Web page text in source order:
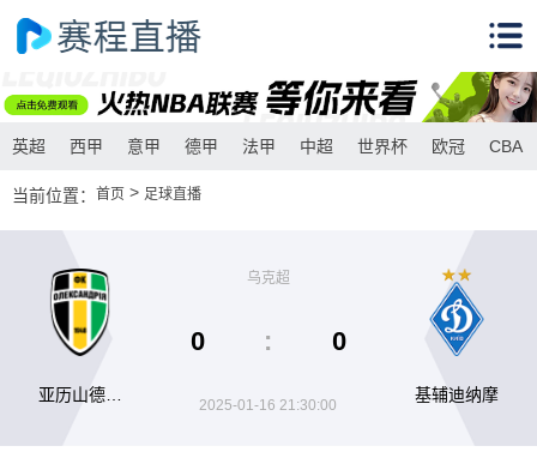
英超 西甲 意甲 德甲 法甲 中超 世界杯 欧冠 CBA
当前位置： 首页 > 足球直播
亚历山德里
乌克超
0 : 0
2025-01-16 21:30:00
基辅迪纳摩